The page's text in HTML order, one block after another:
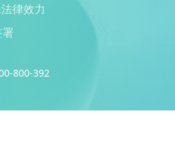
律效力
800-392